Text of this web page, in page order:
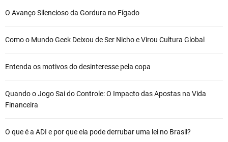
O Avanço Silencioso da Gordura no Fígado
Como o Mundo Geek Deixou de Ser Nicho e Virou Cultura Global
Entenda os motivos do desinteresse pela copa
Quando o Jogo Sai do Controle: O Impacto das Apostas na Vida
Financeira
O que é a ADI e por que ela pode derrubar uma lei no Brasil?